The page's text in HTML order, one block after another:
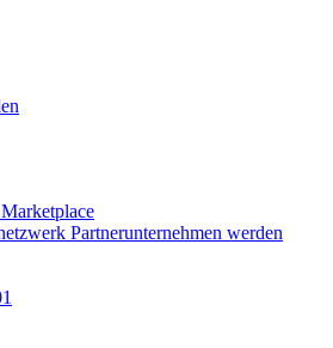
Partnerunternehmen werden